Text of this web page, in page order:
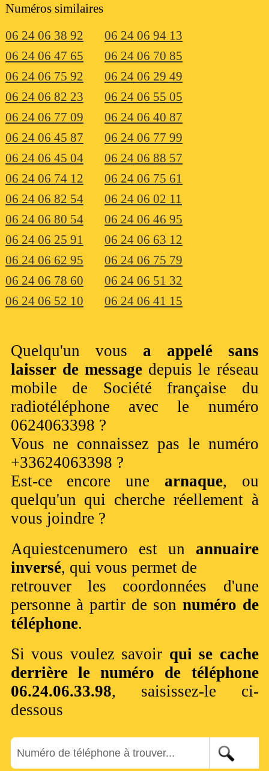
Numéros similaires
06 24 06 38 92
06 24 06 94 13
06 24 06 47 65
06 24 06 70 85
06 24 06 75 92
06 24 06 29 49
06 24 06 82 23
06 24 06 55 05
06 24 06 77 09
06 24 06 40 87
06 24 06 45 87
06 24 06 77 99
06 24 06 45 04
06 24 06 88 57
06 24 06 74 12
06 24 06 75 61
06 24 06 82 54
06 24 06 02 11
06 24 06 80 54
06 24 06 46 95
06 24 06 25 91
06 24 06 63 12
06 24 06 62 95
06 24 06 75 79
06 24 06 78 60
06 24 06 51 32
06 24 06 52 10
06 24 06 41 15
Quelqu'un vous a appelé sans
laisser de messagedepuis le réseau
mobile de Société française du
radiotéléphone avec le numéro
0624063398 ?
Vous ne connaissez pas le numéro
+33624063398 ?
Est-ce encore une arnaque, ou
quelqu'un qui cherche réellement à
vous joindre ?
Aquiestcenumero est un annuaire
inversé, qui vous permet de
retrouver les coordonnées d'une
personne à partir de son numéro de
téléphone.
Si vous voulez savoir qui se cache
derrière le numéro de téléphone
06.24.06.33.98, saisissez-le ci-
dessous